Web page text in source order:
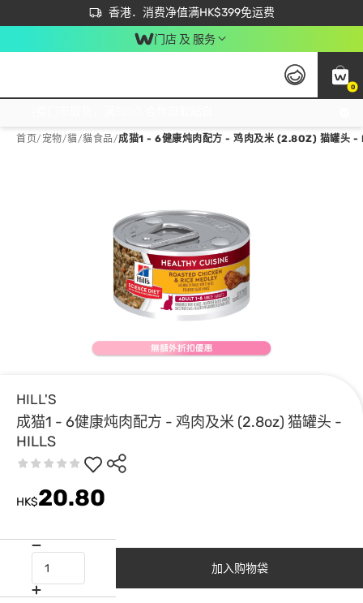
香港．消费净值满HK$399免运费
立即成为易赏钱会员尽享独家优惠
首次APP下单买满$450 输入 NEWAPP 即减$50
门店 及 服务
0
首页/ 宠物/貓/貓食品/成猫1 - 6健康炖肉配方 - 鸡肉及米 (2.8OZ) 猫罐头 -
HILL'S
成猫1 - 6健康炖肉配方 - 鸡肉及米 (2.8oz) 猫罐头 -
HILLS
HK$20.80
加入购物袋